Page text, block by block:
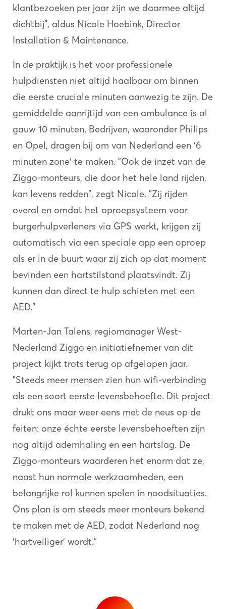
klantbezoeken per jaar zijn we daarmee altijd
dichtbij", aldus Nicole Hoebink, Director
Installation & Maintenance.
In de praktijk is het voor professionele
hulpdiensten niet altijd haalbaar om binnen
die eerste cruciale minuten aanwezig te zijn. De
gemiddelde aanrijtijd van een ambulance is al
gauw 10 minuten. Bedrijven, waaronder Philips
en Opel, dragen bij om van Nederland een '6
minuten zone' te maken. "Ook de inzet van de
Ziggo-monteurs, die door het hele land rijden,
kan levens redden", zegt Nicole. "Zij rijden
overal en omdat het oproepsysteem voor
burgerhulpverleners via GPS werkt, krijgen zij
automatisch via een speciale app een oproep
als er in de buurt waar zij zich op dat moment
bevinden een hartstilstand plaatsvindt. Zij
kunnen dan direct te hulp schieten met een
AED."
Marten-Jan Talens, regiomanager West-
Nederland Ziggo en initiatiefnemer van dit
project kijkt trots terug op afgelopen jaar.
"Steeds meer mensen zien hun wifi-verbinding
als een soort eerste levensbehoefte. Dit project
drukt ons maar weer eens met de neus op de
feiten: onze échte eerste levensbehoeften zijn
nog altijd ademhaling en een hartslag. De
Ziggo-monteurs waarderen het enorm dat ze,
naast hun normale werkzaamheden, een
belangrijke rol kunnen spelen in noodsituaties.
Ons plan is om steeds meer monteurs bekend
te maken met de AED, zodat Nederland nog
'hartveiliger' wordt."